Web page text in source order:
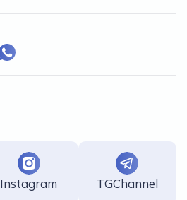
Instagram TGChannel